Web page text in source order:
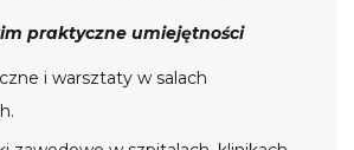
praktyczne umiejętności
i warsztaty w salach